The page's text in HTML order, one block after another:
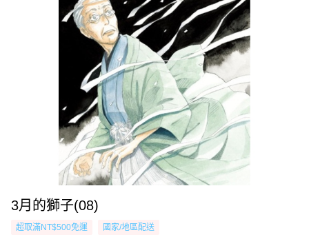
3月的獅子(08)
超取滿NT$500免運 國家/地區配送